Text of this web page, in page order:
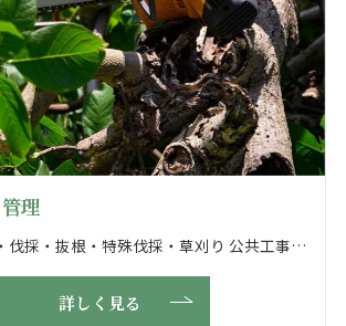
理
植栽工事・剪定・伐採・抜根・特殊伐採・草刈り 公共工事・管理・エクステリア・ロープワーク
詳しく見る